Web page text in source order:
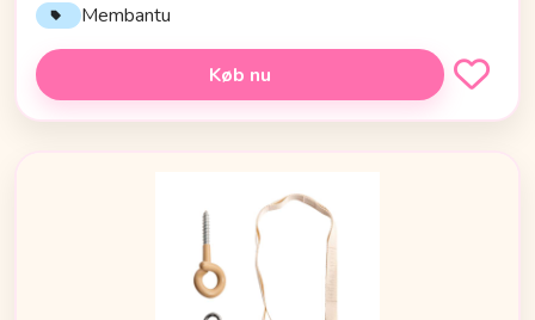
Membantu
Køb nu